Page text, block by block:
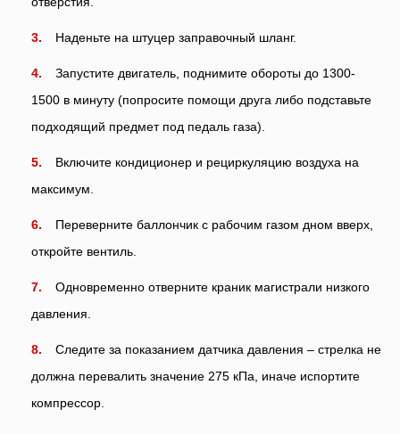
Наденьте на штуцер заправочный шланг.
Запустите двигатель, поднимите обороты до 1300-
1500 в минуту (попросите помощи друга либо подставьте
подходящий предмет под педаль газа).
Включите кондиционер и рециркуляцию воздуха на
максимум.
Переверните баллончик с рабочим газом дном вверх,
откройте вентиль.
Одновременно отверните краник магистрали низкого
давления.
Следите за показанием датчика давления – стрелка не
должна перевалить значение 275 кПа, иначе испортите
компрессор.